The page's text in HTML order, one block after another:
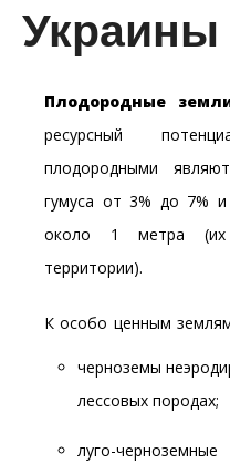
Украины
Плодородные
ресурсный
плодородными
гумуса от 3% до 7%
около 1 метра
территории).
К особо ценным
черноземы
лессовых породах;
луго-